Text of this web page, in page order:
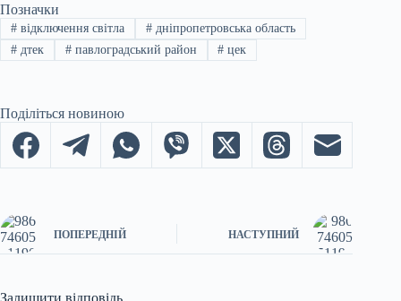
Позначки
#відключення світла #дніпропетровська область
#дтек #павлоградський район # цек
Поділіться новиною
ПОПЕРЕДНІЙ НАСТУПНИЙ